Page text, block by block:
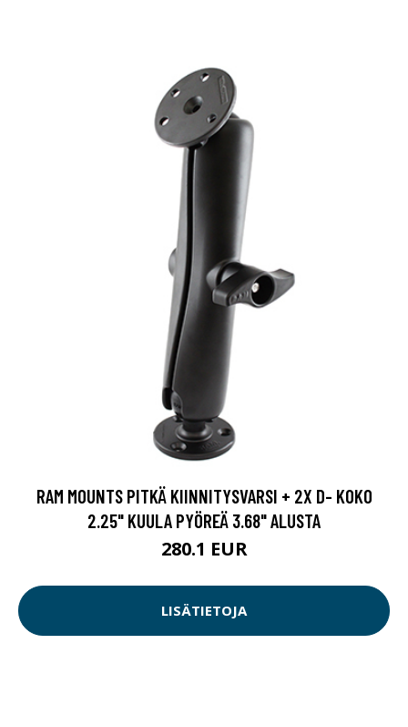
RAM MOUNTS PITKÄ KIINNITYSVARSI + 2X D- KOKO
2.25" KUULA PYÖREÄ 3.68" ALUSTA
280.1 EUR
LISÄTIETOJA